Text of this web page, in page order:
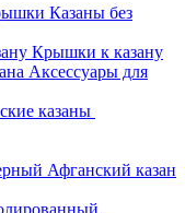
Казаны без
Крышки к казану
Аксессуары для
казаны
Афганский казан